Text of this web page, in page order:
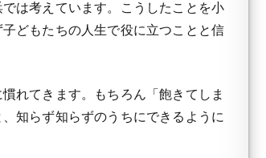
は考えています。こうしたことを小
どもたちの人生で役に立つことと信
れてきます。もちろん「飽きてしま
知らず知らずのうちにできるように